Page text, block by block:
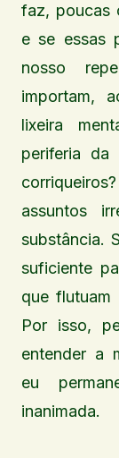
faz, poucas
e se essas
nosso
importam,
lixeira
periferia da
assuntos
substância.
suficiente
que flutuam
Por isso,
entender a
eu
inanimada.